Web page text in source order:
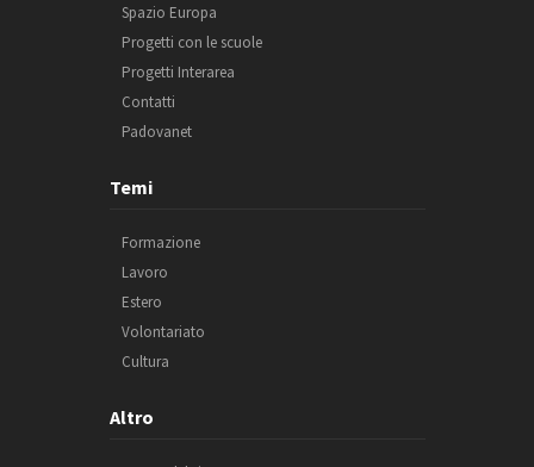
Spazio Europa
Progetti con le scuole
Progetti Interarea
Contatti
Padovanet
Temi
Formazione
Lavoro
Estero
Volontariato
Cultura
Altro